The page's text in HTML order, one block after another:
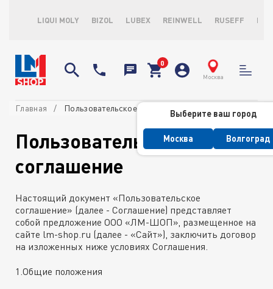
LIQUI MOLY BIZOL LUBEX REINWELL RUSEFF
Москва
Выберите ваш город
Москва Волгоград
Главная Пользовательское соглашение
Пользовательское
соглашение
Настоящий документ «Пользовательское
соглашение» (далее - Соглашение) представляет
собой предложение ООО «ЛМ-ШОП», размещенное на
сайте lm-shop.ru (далее - «Сайт»), заключить договор
на изложенных ниже условиях Соглашения.
1.Общие положения